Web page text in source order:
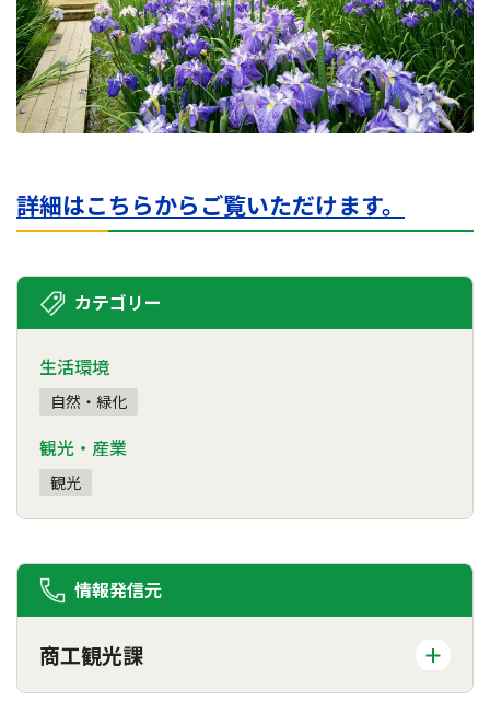
詳細はこちらからご覧いただけます。
カテゴリー
生活環境
自然・緑化
観光・産業
観光
情報発信元
商工観光課